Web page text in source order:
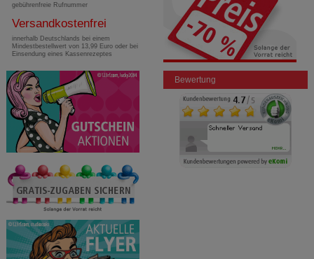
gebührenfreie Rufnummer
Versandkostenfrei
innerhalb Deutschlands bei einem
Mindestbestellwert von 13,99 Euro oder bei
Einsendung eines Kassenrezeptes
Bewertung